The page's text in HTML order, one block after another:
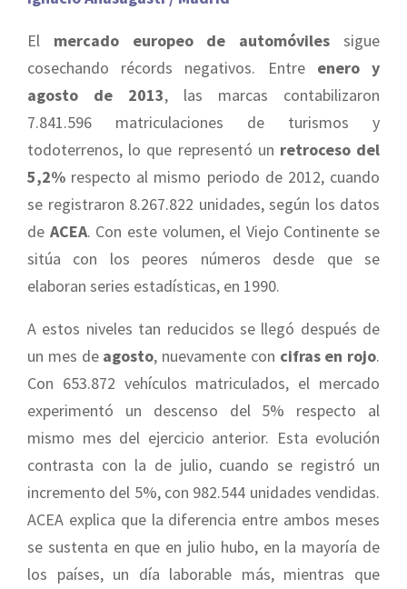
El mercado europeo de automóviles sigue
cosechando récords negativos. Entre enero y
agosto de 2013, las marcas contabilizaron
7.841.596 matriculaciones de turismos y
todoterrenos, lo que representó un retroceso del
5,2% respecto al mismo periodo de 2012, cuando
se registraron 8.267.822 unidades, según los datos
de ACEA. Con este volumen, el Viejo Continente se
sitúa con los peores números desde que se
elaboran series estadísticas, en 1990.
A estos niveles tan reducidos se llegó después de
un mes de agosto, nuevamente con cifras en rojo.
Con 653.872 vehículos matriculados, el mercado
experimentó un descenso del 5% respecto al
mismo mes del ejercicio anterior. Esta evolución
contrasta con la de julio, cuando se registró un
incremento del 5%, con 982.544 unidades vendidas.
ACEA explica que la diferencia entre ambos meses
se sustenta en que en julio hubo, en la mayoría de
los países, un día laborable más, mientras que